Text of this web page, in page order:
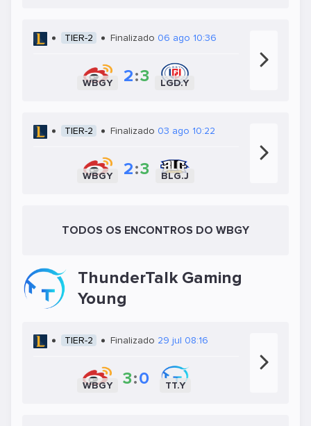
TIER-2 Finalizado 06 ago 10:36
WBGY 2:3 LGD.Y
TIER-2 Finalizado 03 ago 10:22
WBGY 2:3 BLG.J
TODOS OS ENCONTROS DO WBGY
ThunderTalk Gaming
Young
TIER-2 Finalizado 29 jul 08:16
WBGY 3:0 TT.Y